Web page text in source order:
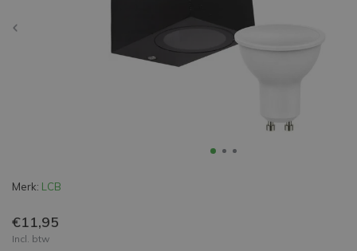
Merk: LCB
€11,95
Incl. btw